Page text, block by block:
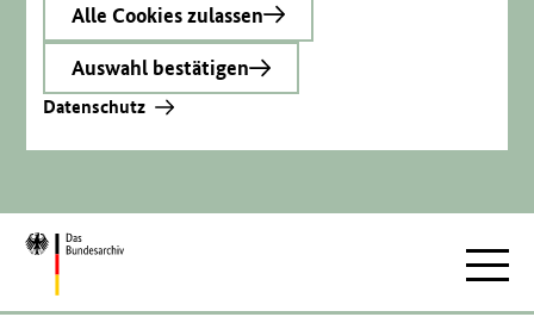
Alle Cookies zulassen
Auswahl bestätigen
Datenschutz
Zur